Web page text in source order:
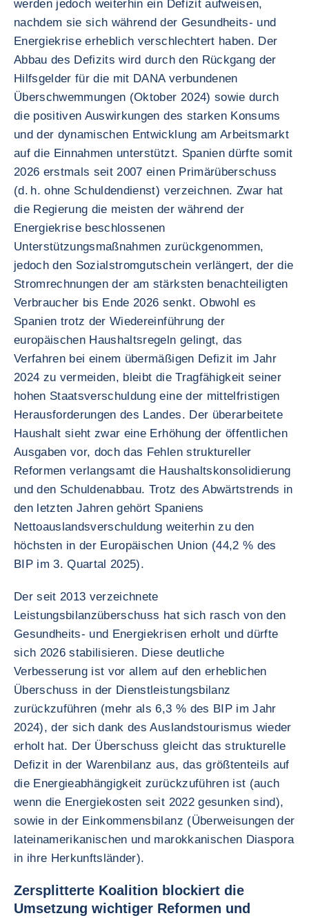
werden jedoch weiterhin ein Defizit aufweisen,
nachdem sie sich während der Gesundheits- und
Energiekrise erheblich verschlechtert haben. Der
Abbau des Defizits wird durch den Rückgang der
Hilfsgelder für die mit DANA verbundenen
Überschwemmungen (Oktober 2024) sowie durch
die positiven Auswirkungen des starken Konsums
und der dynamischen Entwicklung am Arbeitsmarkt
auf die Einnahmen unterstützt. Spanien dürfte somit
2026 erstmals seit 2007 einen Primärüberschuss
(d. h. ohne Schuldendienst) verzeichnen. Zwar hat
die Regierung die meisten der während der
Energiekrise beschlossenen
Unterstützungsmaßnahmen zurückgenommen,
jedoch den Sozialstromgutschein verlängert, der die
Stromrechnungen der am stärksten benachteiligten
Verbraucher bis Ende 2026 senkt. Obwohl es
Spanien trotz der Wiedereinführung der
europäischen Haushaltsregeln gelingt, das
Verfahren bei einem übermäßigen Defizit im Jahr
2024 zu vermeiden, bleibt die Tragfähigkeit seiner
hohen Staatsverschuldung eine der mittelfristigen
Herausforderungen des Landes. Der überarbeitete
Haushalt sieht zwar eine Erhöhung der öffentlichen
Ausgaben vor, doch das Fehlen struktureller
Reformen verlangsamt die Haushaltskonsolidierung
und den Schuldenabbau. Trotz des Abwärtstrends in
den letzten Jahren gehört Spaniens
Nettoauslandsverschuldung weiterhin zu den
höchsten in der Europäischen Union (44,2 % des
BIP im 3. Quartal 2025).
Der seit 2013 verzeichnete
Leistungsbilanzüberschuss hat sich rasch von den
Gesundheits- und Energiekrisen erholt und dürfte
sich 2026 stabilisieren. Diese deutliche
Verbesserung ist vor allem auf den erheblichen
Überschuss in der Dienstleistungsbilanz
zurückzuführen (mehr als 6,3 % des BIP im Jahr
2024), der sich dank des Auslandstourismus wieder
erholt hat. Der Überschuss gleicht das strukturelle
Defizit in der Warenbilanz aus, das größtenteils auf
die Energieabhängigkeit zurückzuführen ist (auch
wenn die Energiekosten seit 2022 gesunken sind),
sowie in der Einkommensbilanz (Überweisungen der
lateinamerikanischen und marokkanischen Diaspora
in ihre Herkunftsländer).
Zersplitterte Koalition blockiert die
Umsetzung wichtiger Reformen und